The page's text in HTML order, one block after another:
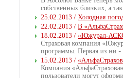
собственных близких, а
25.02.2013 / Холодная
22.02.2013 / В
18.02.2013 / «Южурал-
Страховая компания
программы. Первая из ни -
15.02.2013 /
Компания
пользователи могут